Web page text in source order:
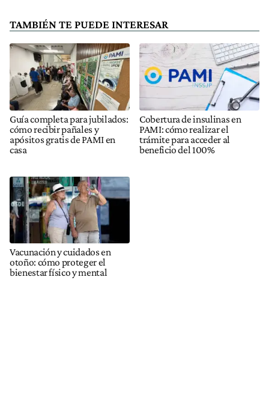
TAMBIÉN TE PUEDE INTERESAR
Guía completa para jubilados:
cómo recibir pañales y
apósitos gratis de PAMI en
casa
Cobertura de insulinas en
PAMI: cómo realizar el
trámite para acceder al
beneficio del 100%
Vacunación y cuidados en
otoño: cómo proteger el
bienestar físico y mental